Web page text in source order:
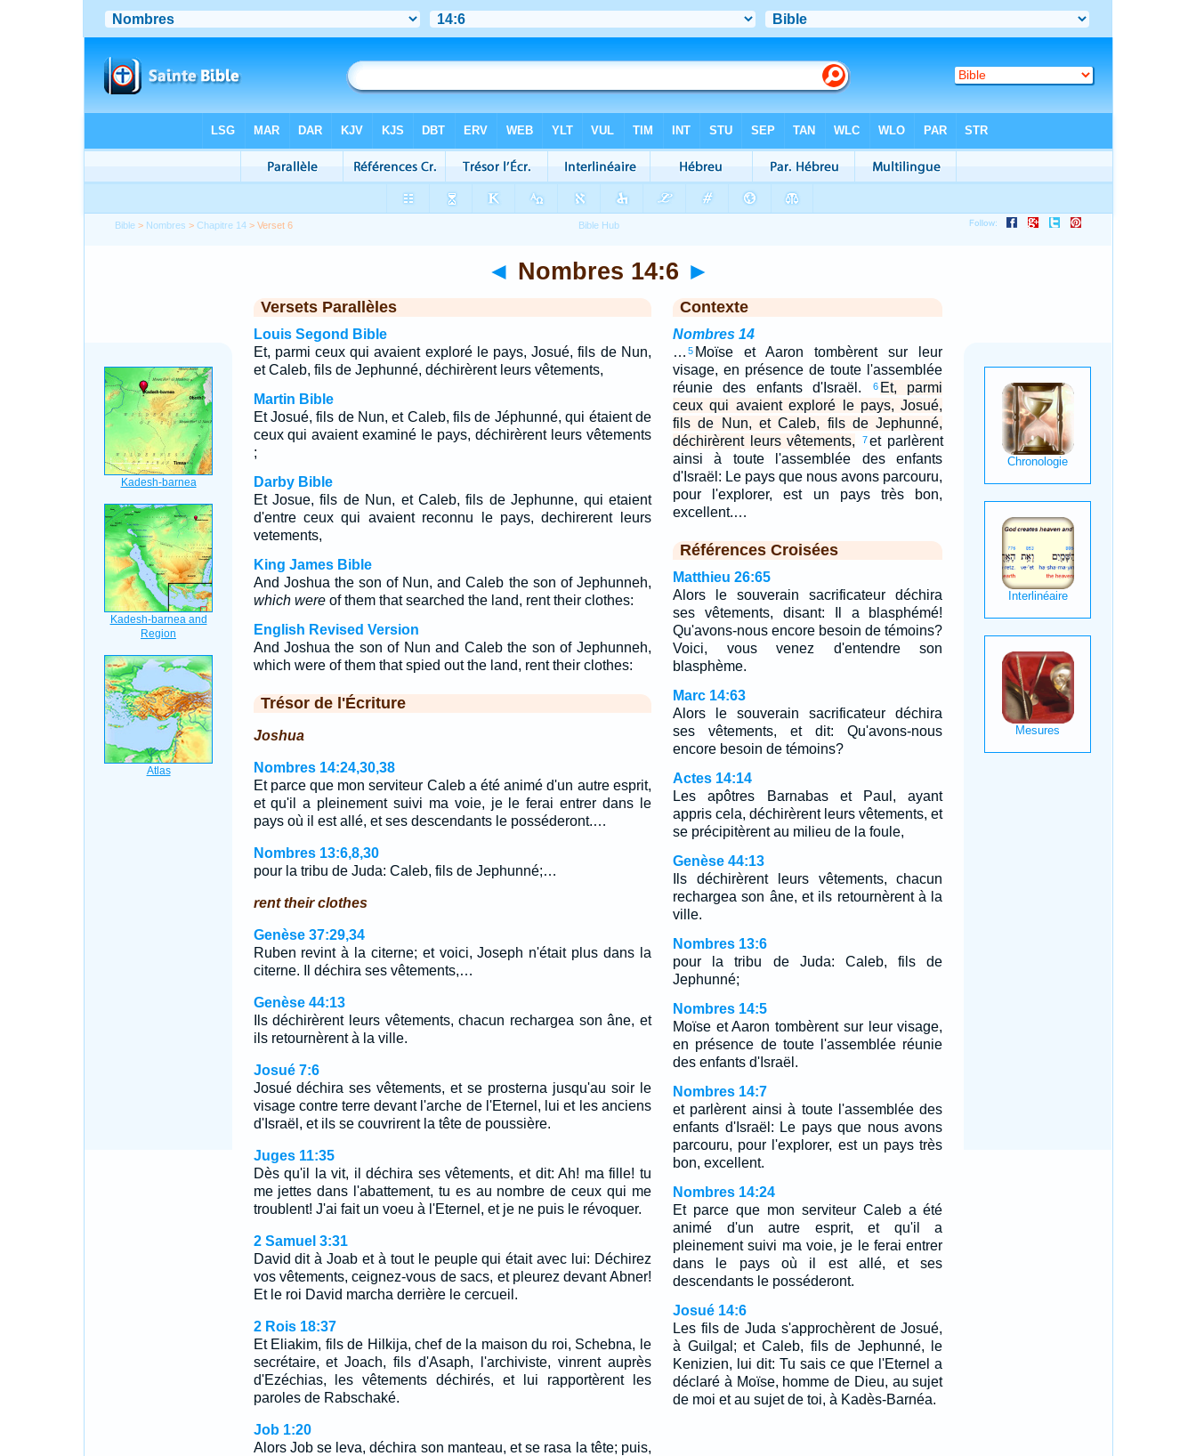
Bible > Nombres >Chapitre 14 > Verset 6
◄ Nombres 14:6 ►
Versets Parallèles
Louis Segond Bible
Et, parmi ceux qui avaient exploré le pays, Josué, fils de Nun,
et Caleb, fils de Jephunné, déchirèrent leurs vêtements,
Martin Bible
Et Josué, fils de Nun, et Caleb, fils de Jéphunné, qui étaient de
ceux qui avaient examiné le pays, déchirèrent leurs vêtements
;
Darby Bible
Et Josue, fils de Nun, et Caleb, fils de Jephunne, qui etaient
d'entre ceux qui avaient reconnu le pays, dechirerent leurs
vetements,
King James Bible
And Joshua the son of Nun, and Caleb the son of Jephunneh,
which wereof them that searched the land, rent their clothes:
English Revised Version
And Joshua the son of Nun and Caleb the son of Jephunneh,
which were of them that spied out the land, rent their clothes:
Trésor de l'Écriture
Joshua
Nombres 14:24,30,38
Et parce que mon serviteur Caleb a été animé d'un autre esprit,
et qu'il a pleinement suivi ma voie, je le ferai entrer dans le
pays où il est allé, et ses descendants le posséderont.…
Nombres 13:6,8,30
pour la tribu de Juda: Caleb, fils de Jephunné;…
rent their clothes
Genèse 37:29,34
Ruben revint à la citerne; et voici, Joseph n'était plus dans la
citerne. Il déchira ses vêtements,…
Genèse 44:13
Ils déchirèrent leurs vêtements, chacun rechargea son âne, et
ils retournèrent à la ville.
Josué 7:6
Josué déchira ses vêtements, et se prosterna jusqu'au soir le
visage contre terre devant l'arche de l'Eternel, lui et les anciens
d'Israël, et ils se couvrirent la tête de poussière.
Juges 11:35
Dès qu'il la vit, il déchira ses vêtements, et dit: Ah! ma fille! tu
me jettes dans l'abattement, tu es au nombre de ceux qui me
troublent! J'ai fait un voeu à l'Eternel, et je ne puis le révoquer.
2 Samuel 3:31
David dit à Joab et à tout le peuple qui était avec lui: Déchirez
vos vêtements, ceignez-vous de sacs, et pleurez devant Abner!
Et le roi David marcha derrière le cercueil.
2 Rois 18:37
Et Eliakim, fils de Hilkija, chef de la maison du roi, Schebna, le
secrétaire, et Joach, fils d'Asaph, l'archiviste, vinrent auprès
d'Ezéchias, les vêtements déchirés, et lui rapportèrent les
paroles de Rabschaké.
Job 1:20
Alors Job se leva, déchira son manteau, et se rasa la tête; puis,
Contexte
Nombres 14
… 5 Moïse et Aaron tombèrent sur leur
visage, en présence de toute l'assemblée
réunie des enfants d'Israël.
6 Et, parmi
ceux qui avaient exploré le pays, Josué,
fils de Nun, et Caleb, fils de Jephunné,
déchirèrent leurs vêtements,
7et parlèrent
ainsi à toute l'assemblée des enfants
d'Israël: Le pays que nous avons parcouru,
pour l'explorer, est un pays très bon,
excellent.…
Références Croisées
Matthieu 26:65
Alors le souverain sacrificateur déchira
ses vêtements, disant: Il a blasphémé!
Qu'avons-nous encore besoin de témoins?
Voici, vous venez d'entendre son
blasphème.
Marc 14:63
Alors le souverain sacrificateur déchira
ses vêtements, et dit: Qu'avons-nous
encore besoin de témoins?
Actes 14:14
Les apôtres Barnabas et Paul, ayant
appris cela, déchirèrent leurs vêtements, et
se précipitèrent au milieu de la foule,
Genèse 44:13
Ils déchirèrent leurs vêtements, chacun
rechargea son âne, et ils retournèrent à la
ville.
Nombres 13:6
pour la tribu de Juda: Caleb, fils de
Jephunné;
Nombres 14:5
Moïse et Aaron tombèrent sur leur visage,
en présence de toute l'assemblée réunie
des enfants d'Israël.
Nombres 14:7
et parlèrent ainsi à toute l'assemblée des
enfants d'Israël: Le pays que nous avons
parcouru, pour l'explorer, est un pays très
bon, excellent.
Nombres 14:24
Et parce que mon serviteur Caleb a été
animé d'un autre esprit, et qu'il a
pleinement suivi ma voie, je le ferai entrer
dans le pays où il est allé, et ses
descendants le posséderont.
Josué 14:6
Les fils de Juda s'approchèrent de Josué,
à Guilgal; et Caleb, fils de Jephunné, le
Kenizien, lui dit: Tu sais ce que l'Eternel a
déclaré à Moïse, homme de Dieu, au sujet
de moi et au sujet de toi, à Kadès-Barnéa.